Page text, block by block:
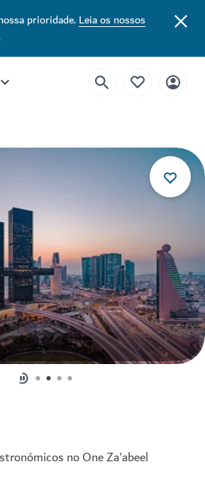
prioridade.Leia os nossos
no One Za'abeel